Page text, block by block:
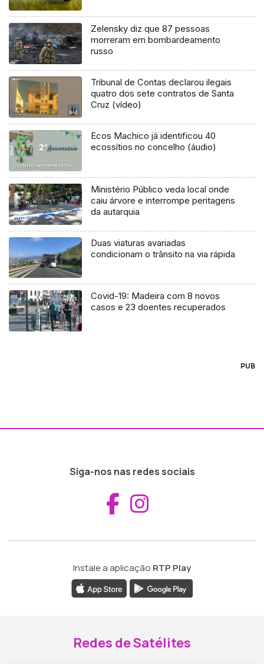
Zelensky diz que 87 pessoas
morreram em bombardeamento
russo
Tribunal de Contas declarou ilegais
quatro dos sete contratos de Santa
Cruz (vídeo)
Ecos Machico já identificou 40
ecossítios no concelho (áudio)
Ministério Público veda local onde
caiu árvore e interrompe peritagens
da autarquia
Duas viaturas avariadas
condicionam o trânsito na via rápida
Covid-19: Madeira com 8 novos
casos e 23 doentes recuperados
PUB
Siga-nos nas redes sociais
Aceder ao
Instale a aplicação RTP Play
Redes de Satélites